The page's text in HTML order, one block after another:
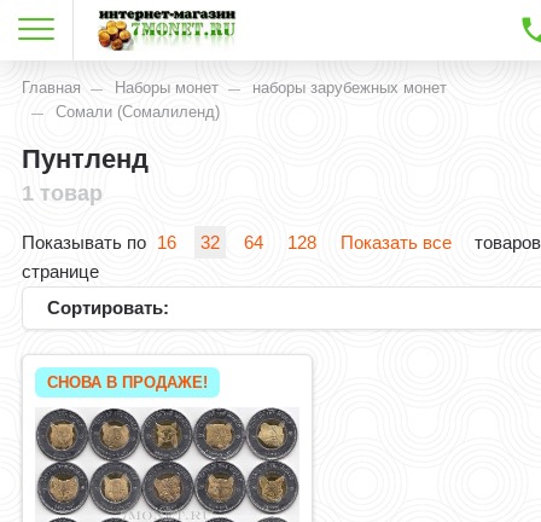
Главная Наборы монет
наборы зарубежных монет
Сомали (Сомалиленд)
Пунтленд
1 товар
Показывать по 16 32 64 128 Показать все
странице
Сортировать:
СНОВА В ПРОДАЖЕ!